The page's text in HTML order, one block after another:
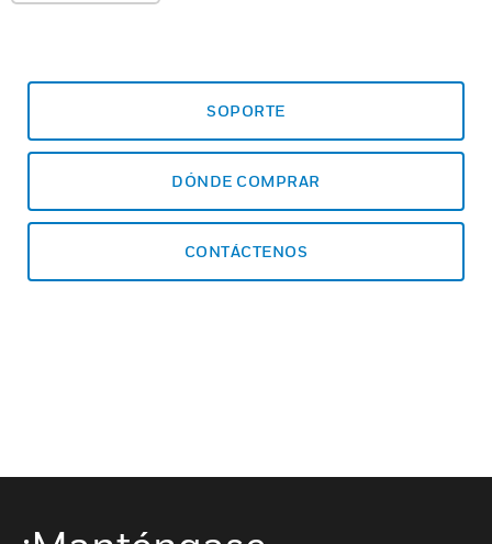
SOPORTE
DÓNDE COMPRAR
CONTÁCTENOS